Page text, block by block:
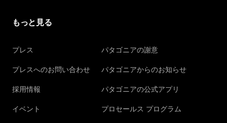
もっと見る
プレス
プレスへのお問い合わせ
採用情報
イベント
パタゴニアの謝意
パタゴニアからのお知らせ
パタゴニアの公式アプリ
プロセールス プログラム